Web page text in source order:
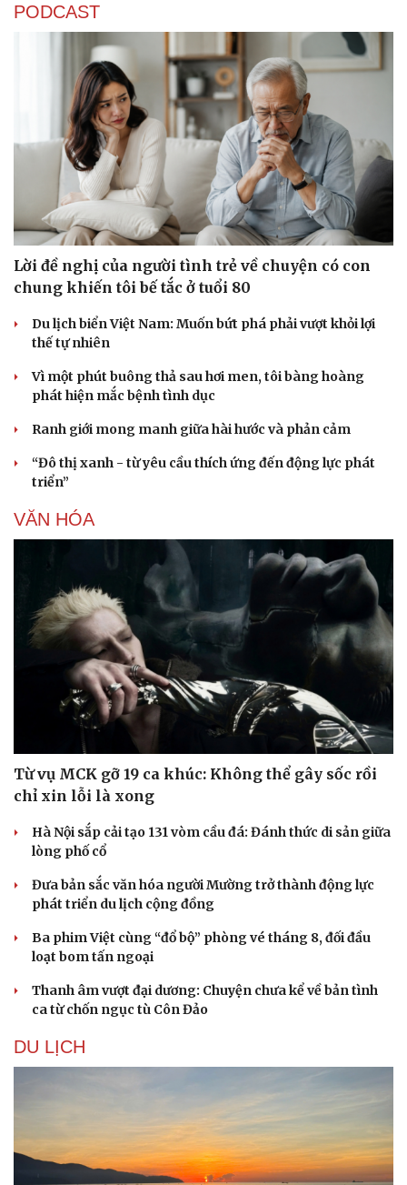
Văn hóa
Sân khấu - Điện ảnh
Âm nhạc
Giải trí
Nghệ sĩ
Thời trang
Sao Việt
PODCAST
Lời đề nghị của người tình trẻ về chuyện có con
chung khiến tôi bế tắc ở tuổi 80
Du lịch biển Việt Nam: Muốn bứt phá phải vượt khỏi lợi
thế tự nhiên
Vì một phút buông thả sau hơi men, tôi bàng hoàng
phát hiện mắc bệnh tình dục
Ranh giới mong manh giữa hài hước và phản cảm
“Đô thị xanh - từ yêu cầu thích ứng đến động lực phát
triển”
VĂN HÓA
Từ vụ MCK gỡ 19 ca khúc: Không thể gây sốc rồi
chỉ xin lỗi là xong
Hà Nội sắp cải tạo 131 vòm cầu đá: Đánh thức di sản giữa
lòng phố cổ
Đưa bản sắc văn hóa người Mường trở thành động lực
phát triển du lịch cộng đồng
Ba phim Việt cùng “đổ bộ” phòng vé tháng 8, đối đầu
loạt bom tấn ngoại
Thanh âm vượt đại dương: Chuyện chưa kể về bản tình
ca từ chốn ngục tù Côn Đảo
DU LỊCH